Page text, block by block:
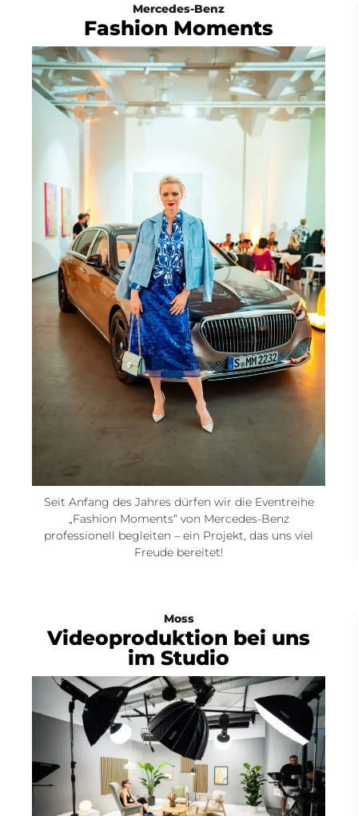
Mercedes-Benz
Fashion Moments
Seit Anfang des Jahres dürfen wir die Eventreihe
„Fashion Moments“ von Mercedes-Benz
professionell begleiten – ein Projekt, das uns viel
Freude bereitet!
Moss
Videoproduktion bei uns
im Studio